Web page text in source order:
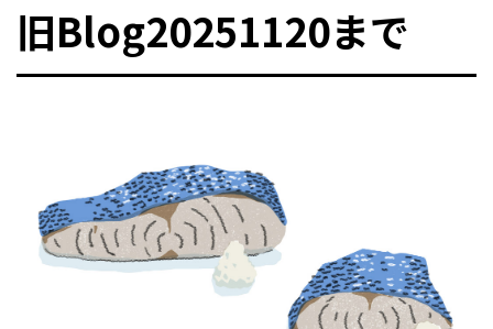
ッ
旧Blog20251120まで